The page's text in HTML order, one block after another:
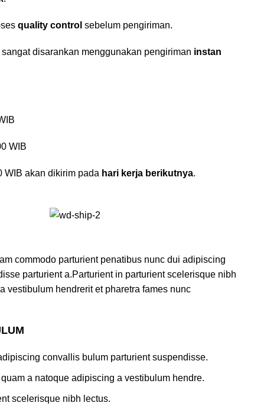
quality control sebelum pengiriman.
disarankan menggunakan pengiriman instan
WIB
WIB akan dikirim pada hari kerja berikutnya.
commodo parturient penatibus nunc dui adipiscing
parturient a.Parturient in parturient scelerisque nibh
vestibulum hendrerit et pharetra fames nunc
convallis bulum parturient suspendisse.
a natoque adipiscing a vestibulum hendre.
scelerisque nibh lectus.